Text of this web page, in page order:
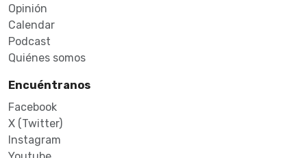
Opinión
Calendar
Podcast
Quiénes somos
Encuéntranos
Facebook
X (Twitter)
Instagram